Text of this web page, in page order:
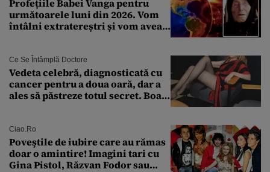
Profețiile Babei Vanga pentru
următoarele luni din 2026. Vom
întâlni extratereștri și vom avea
Ce Se Întâmplă Doctore
Vedeta celebră, diagnosticată cu
cancer pentru a doua oară, dar a
ales să păstreze totul secret. Boala
Ciao.ro
Poveştile de iubire care au rămas
doar o amintire! Imagini tari cu
Gina Pistol, Răzvan Fodor sau